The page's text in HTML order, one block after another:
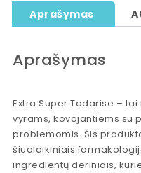
Aprašymas
Aprašymas
Extra Super Tadarise –
vyrams, kovojantiems su
problemomis. Šis
šiuolaikiniais
ingredientų deriniais,